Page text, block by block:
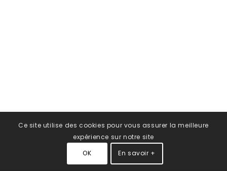
Ce site utilise des cookies pour vous assurer la meilleure
expérience sur notre site
OK
En savoir +